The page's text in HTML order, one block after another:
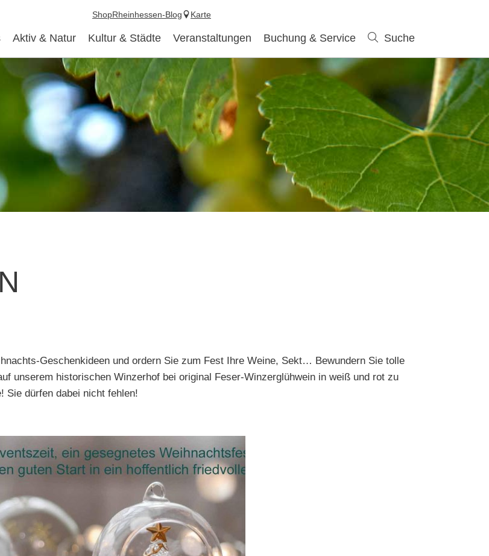
Aktiv & Natur Kultur & Städte Veranstaltungen Buchung & Service Suche
ShopRheinhessen-Blog Karte
Geschenkideen und ordern Sie zum Fest Ihre Weine, Sekt… Bewundern Sie tolle
unserem historischen Winzerhof bei original Feser-Winzerglühwein in weiß und rot zu
Sie dürfen dabei nicht fehlen!